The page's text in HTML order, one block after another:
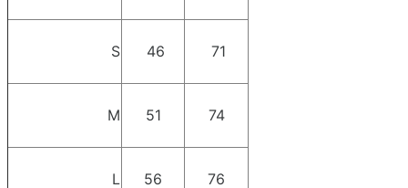
S 46 71
M 51 74
L 56 76